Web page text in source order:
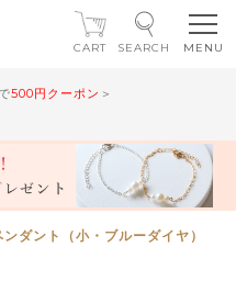
500円クーポン ＞
CART SEARCH
ダント（小・ブルーダイヤ）